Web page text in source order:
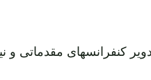
کنفرانسهای مقدماتی و